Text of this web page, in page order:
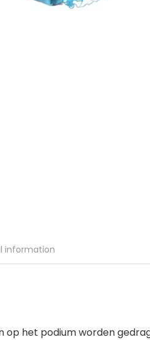
information
op het podium worden